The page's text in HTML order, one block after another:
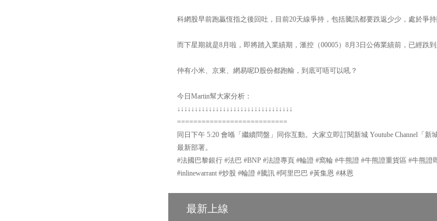
科網股早前跑贏恆指之後回吐，目前20天線爭持，包括騰訊都要跌返少少，處於爭
而下星期就是8月啦，即將踏入業績期，滙控（00005）8月3日公佈業績前，已經跌
仲有小米、京東、網易呢D股份都跑輸，到底可唔可以吼？
今日Martin幫大家分析：
↓↓↓↓↓↓↓↓↓↓↓↓↓↓↓↓↓↓↓↓↓↓↓↓↓↓↓↓↓↓↓↓↓
===========================
同日下午 5:20 會喺「繼續問盤」同你互動。大家立即訂閱新城 Youtube Channel「
最新部署。
#法國巴黎銀行 #法巴 #BNP #法證專頁 #輪證 #窩輪 #牛熊證 #牛熊證重貨區 #牛熊
#inlinewarrant #炒股 #輪證 #騰訊 #阿里巴巴 #黃集恩 #林恩
最新上線